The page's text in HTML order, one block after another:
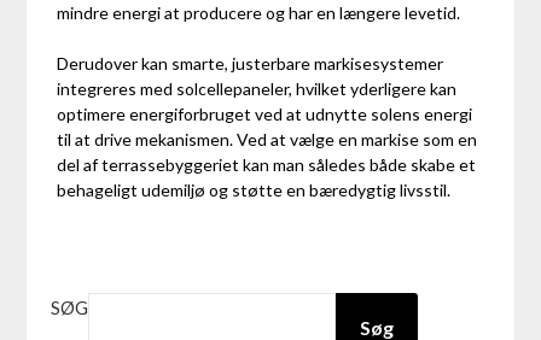
mindre energi at producere og har en længere levetid.
Derudover kan smarte, justerbare markisesystemer
integreres med solcellepaneler, hvilket yderligere kan
optimere energiforbruget ved at udnytte solens energi
til at drive mekanismen. Ved at vælge en markise som en
del af terrassebyggeriet kan man således både skabe et
behageligt udemiljø og støtte en bæredygtig livsstil.
SØG
Søg